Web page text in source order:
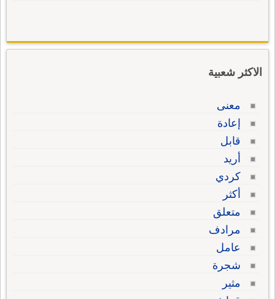
الاكثر شعبية
معنى
إعادة
قابل
أريد
كردي
أكثر
متعلق
مرادف
عامل
شجرة
مثير